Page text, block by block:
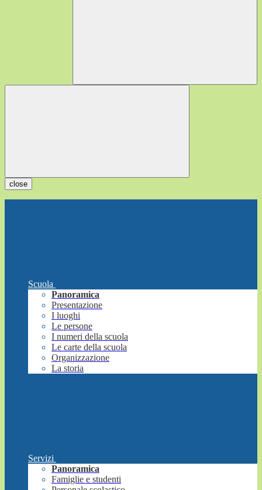
close
Scuola
Panoramica
Presentazione
I luoghi
Le persone
I numeri della scuola
Le carte della scuola
Organizzazione
La storia
Servizi
Panoramica
Famiglie e studenti